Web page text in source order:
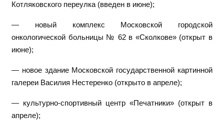
Котляковского переулка (введен в июне);
— новый комплекс Московской городской
онкологической больницы № 62 в «Сколкове» (открыт в
июне);
— новое здание Московской государственной картинной
галереи Василия Нестеренко (открыто в апреле);
— культурно-спортивный центр «Печатники» (открыт в
апреле);